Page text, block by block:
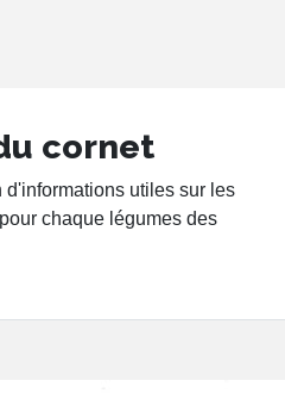
cornet
utiles sur les
chaque légumes des